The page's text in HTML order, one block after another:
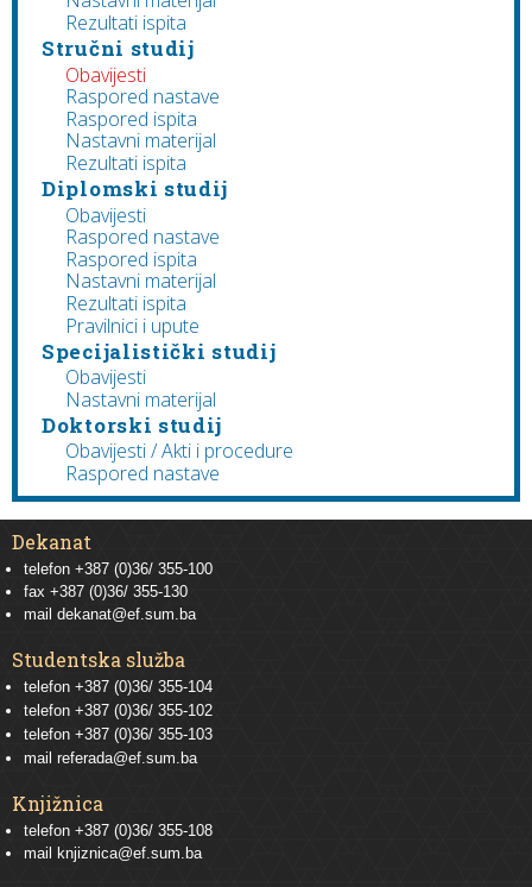
Rezultati ispita
Stručni studij
Obavijesti
Raspored nastave
Raspored ispita
Nastavni materijal
Rezultati ispita
Diplomski studij
Obavijesti
Raspored nastave
Raspored ispita
Nastavni materijal
Rezultati ispita
Pravilnici i upute
Specijalistički studij
Obavijesti
Nastavni materijal
Doktorski studij
Obavijesti / Akti i procedure
Raspored nastave
Dekanat
telefon +387 (0)36/ 355-100
fax +387 (0)36/ 355-130
mail dekanat@ef.sum.ba
Studentska služba
telefon +387 (0)36/ 355-104
telefon +387 (0)36/ 355-102
telefon +387 (0)36/ 355-103
mail referada@ef.sum.ba
Knjižnica
telefon +387 (0)36/ 355-108
mail
knjiznica@ef.sum.ba